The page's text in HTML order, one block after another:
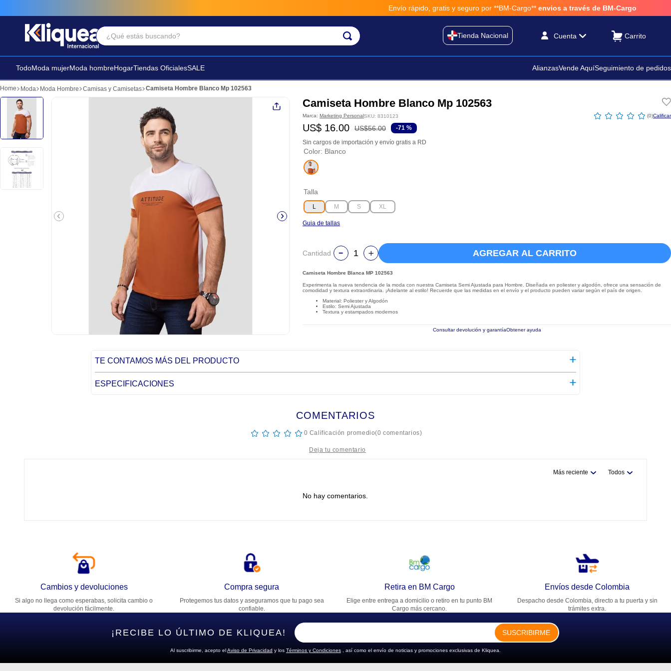
Envío rápido, gratis y seguro por **BM-Cargo** envios a través de BM-Cargo
¿Qué estás buscando?
Tienda Nacional Cuenta
TodoModa mujerModa hombreHogarTiendas OficialesSALE AlianzasVende AquíSeguimiento de pedidos
Moda Moda Hombre Camisas y Camisetas Camiseta Hombre Blanco Mp 102563
Camiseta Hombre Blanco Mp 102563
Marca: Marketing PersonalSKU: 8310123 ☆ ☆ ☆ ☆ ☆ (0)
US$ 16.00 US$56.00 -71 %
Sin cargos de importación y envío gratis a RD
Color: Blanco
Talla
L M S XL
Guia de tallas
Cantidad AGREGAR AL CARRITO
Camiseta Hombre Blanca MP 102563
Experimenta la nueva tendencia de la moda con nuestra Camiseta Semi Ajustada para Hombre. Diseñada en poliester y algodón, ofrece una sensación de
comodidad y textura extraordinaria. ¡Adelante al estilo! Recuerde que las medidas en el envío y el producto pueden variar según el país de origen.
Material: Poliester y Algodón
Estilo: Semi Ajustada
Textura y estampados modernos
Consultar devolución y garantíaObtener ayuda
TE CONTAMOS MÁS DEL PRODUCTO
ESPECIFICACIONES
COMENTARIOS
☆ ☆ ☆ ☆ ☆ 0 Calificación promedio(0 comentarios)
Dirección de email
Escribe un comentario
Más reciente Todos
No hay comentarios.
Cambios y devoluciones
Si algo no llega como esperabas, solicita cambio o
devolución fácilmente.
Compra segura
Protegemos tus datos y aseguramos que tu pago sea
confiable.
Retira en BM Cargo
Elige entre entrega a domicilio o retiro en tu punto BM
Cargo más cercano.
Envíos desde Colombia
Despacho desde Colombia, directo a tu puerta y sin
trámites extra.
¡RECIBE LO ÚLTIMO DE KLIQUEA! SUSCRIBIRME
Al suscribirme, acepto elAviso de Privacidad y los Términos y Condiciones , así como el envío de noticias y promociones exclusivas de Kliquea.
Términos Más Buscados
2. sandalia
3. futbol